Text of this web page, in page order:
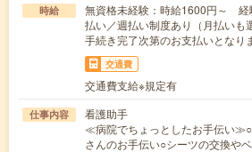
時給
無資格未経験：時給1600円～
払い／週払い制度あり（月払いも
手続き完了次第のお支払いとなり
交通費
交通費支給※規定有
仕事内容
看護助手
≪病院でちょっとしたお手伝い
さんのお手伝い○シーツの交換や